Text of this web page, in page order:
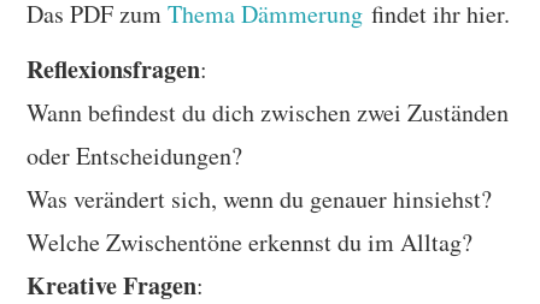
Das PDF zumThema Dämmerung findet ihr hier.
Reflexionsfragen:
Wann befindest du dich zwischen zwei Zuständen
oder Entscheidungen?
Was verändert sich, wenn du genauer hinsiehst?
Welche Zwischentöne erkennst du im Alltag?
Kreative Fragen: